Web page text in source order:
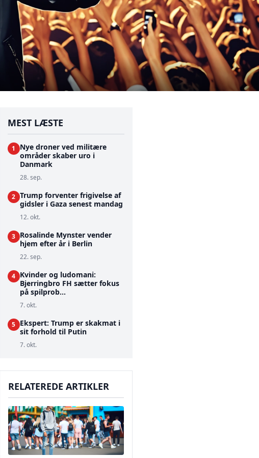
MEST LÆSTE
1
Nye droner ved militære
områder skaber uro i
Danmark
28. sep.
2 Trump forventer frigivelse af
gidsler i Gaza senest mandag
12. okt.
3 Rosalinde Mynster vender
hjem efter år i Berlin
22. sep.
4 Kvinder og ludomani:
Bjerringbro FH sætter fokus
på spilprob...
7. okt.
5 Ekspert: Trump er skakmat i
sit forhold til Putin
7. okt.
RELATEREDE ARTIKLER